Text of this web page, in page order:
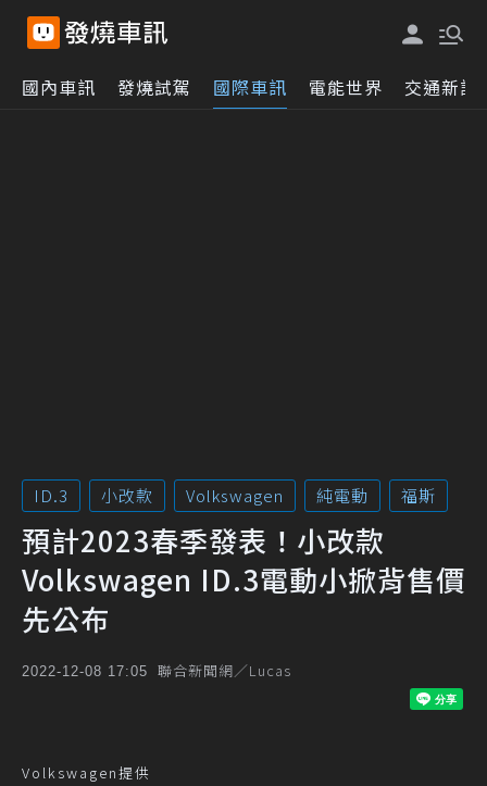
國內車訊 發燒試駕 國際車訊 電能世界 交通新訊
ID.3 小改款 Volkswagen 純電動 福斯
預計2023春季發表！小改款
Volkswagen ID.3電動小掀背售價
先公布
2022-12-08 17:05 聯合新聞網／Lucas
Volkswagen提供